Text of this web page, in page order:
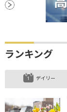
ランキング
デイリー